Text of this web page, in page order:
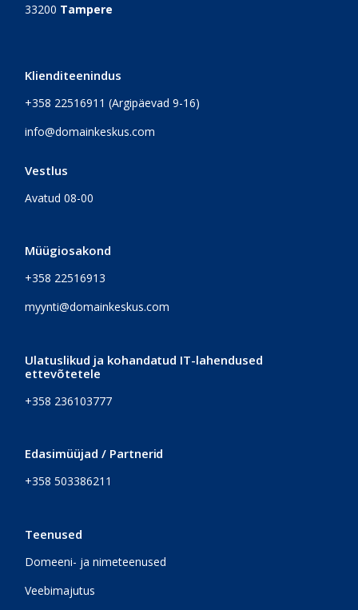
33200 Tampere
Klienditeenindus
+358 22516911 (Argipäevad 9-16)
info@domainkeskus.com
Vestlus
Avatud 08-00
Müügiosakond
+358 22516913
myynti@domainkeskus.com
Ulatuslikud ja kohandatud IT-lahendused
ettevõtetele
+358 236103777
Edasimüüjad / Partnerid
+358 503386211
Teenused
Domeeni- ja nimeteenused
Veebimajutus